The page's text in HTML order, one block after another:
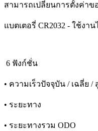
สามารถเปลี่ยนการตั้งค่า
แบตเตอรี่ CR2032 - ใช้งา
6 ฟังก์ชั่น
• ความเร็วปัจจุบัน / เฉลี่ย /
• ระยะทาง
• ระยะทางรวม ODO